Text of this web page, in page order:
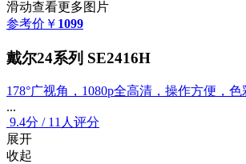
滑动查看更多图片
参考价 ￥ 1099
戴尔24系列 SE2416H
178°广视角，1080p全高清，操作方便，
...
9.4分 / 11人评分
展开
收起